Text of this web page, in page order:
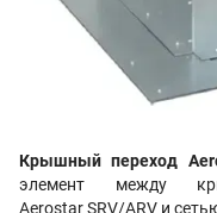
Крышный переход
элемент между
AerostarSRV/ARV и